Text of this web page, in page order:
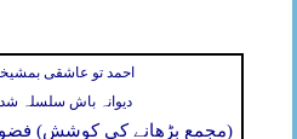
احمد تو عاشقی
دیوانہ باش سلسلہ
(مجمع بڑھانے کی کوشش)